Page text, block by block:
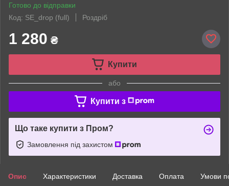
Готово до відправки
Код: SE_drop (full)
Роздріб
1 280 ₴
Купити
або
Купити з
Що таке купити з Пром?
Замовлення під захистом
Опис Характеристики Доставка Оплата Умови